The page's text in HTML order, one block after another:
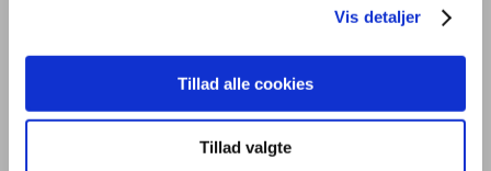
Vis detaljer
Tillad alle cookies
Tillad valgte